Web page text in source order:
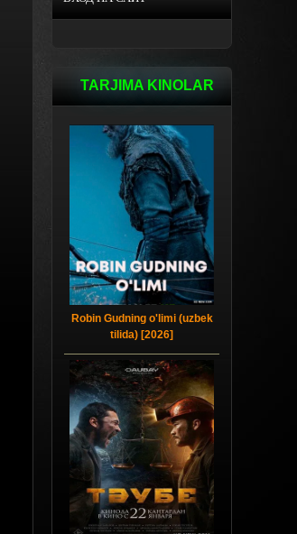
TARJIMA KINOLAR
Robin Gudning o'limi (uzbek
tilida) [2026]